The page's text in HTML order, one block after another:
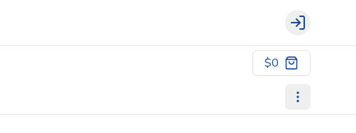
Login
$0